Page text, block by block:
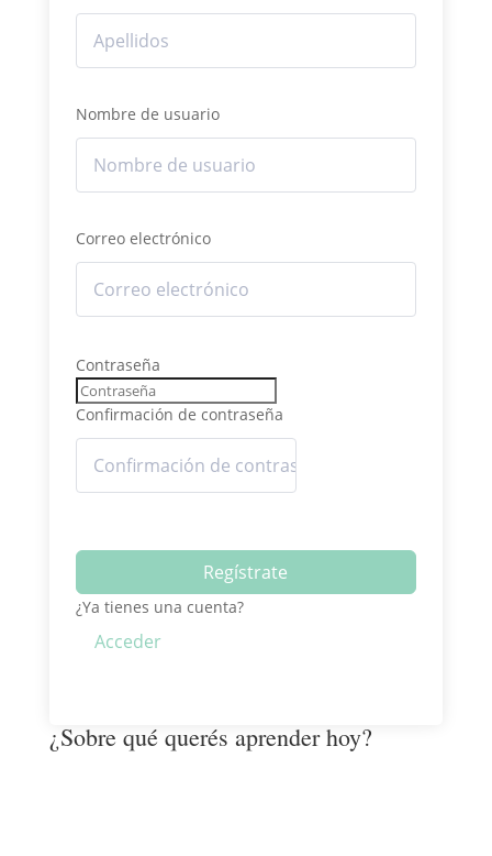
Nombre de usuario
Correo electrónico
Contraseña
Confirmación de contraseña
Regístrate
¿Ya tienes una cuenta?
Acceder
¿Sobre qué querés aprender hoy?